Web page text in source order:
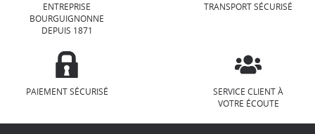
ENTREPRISE
BOURGUIGNONNE
DEPUIS 1871
TRANSPORT SÉCURISÉ
PAIEMENT SÉCURISÉ
SERVICE CLIENT À
VOTRE ÉCOUTE